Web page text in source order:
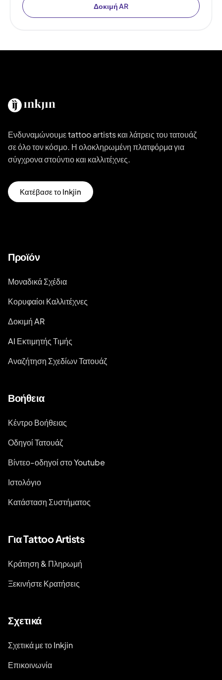
Δοκιμή AR
Ενδυναμώνουμε tattoo artists και λάτρεις του τατουάζ
σε όλο τον κόσμο. Η ολοκληρωμένη πλατφόρμα για
σύγχρονα στούντιο και καλλιτέχνες.
Κατέβασε το Inkjin
Προϊόν
Μοναδικά Σχέδια
Κορυφαίοι Καλλιτέχνες
Δοκιμή AR
AI Εκτιμητής Τιμής
Αναζήτηση Σχεδίων Τατουάζ
Βοήθεια
Κέντρο Βοήθειας
Οδηγοί Τατουάζ
Βίντεο-οδηγοί στο Youtube
Ιστολόγιο
Κατάσταση Συστήματος
Για Tattoo Artists
Κράτηση & Πληρωμή
Ξεκινήστε Κρατήσεις
Σχετικά
Σχετικά με το Inkjin
Επικοινωνία